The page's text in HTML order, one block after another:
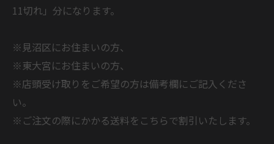
11切れ」分になります。
※見沼区にお住まいの方、
※東大宮にお住まいの方、
※店頭受け取りをご希望の方は備考欄にご記入くださ
い。
※ご注文の際にかかる送料をこちらで割引いたします。